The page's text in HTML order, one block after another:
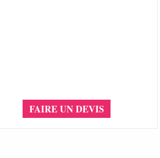
FAIRE UN DEVIS